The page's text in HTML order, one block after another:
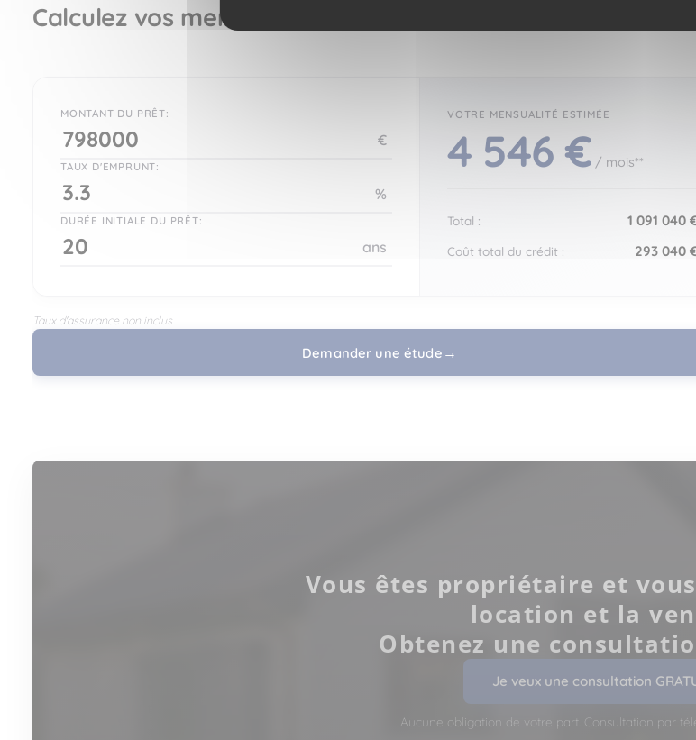
Calculez vos mensualités
MONTANT DU PRÊT:
€
TAUX D'EMPRUNT:
%
DURÉE INITIALE DU PRÊT:
ans
4 546 € / mois**
Total : 1 091 040
Coût total du crédit : 293 040
Demander une étude
Taux d'assurance non inclus
Vous êtes propriétaire et
location et la
Obtenez une
Je veux une consultation
Aucune obligation de votre part. Consultation par